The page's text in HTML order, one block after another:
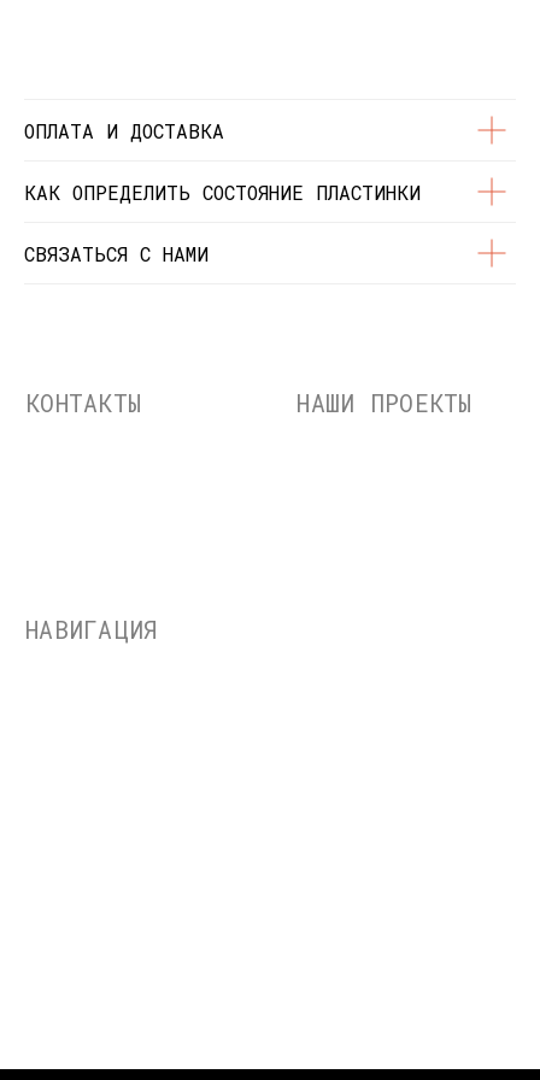
ОПЛАТА И ДОСТАВКА
КАК ОПРЕДЕЛИТЬ СОСТОЯНИЕ ПЛАСТИНКИ
СВЯЗАТЬСЯ С НАМИ
323774600664115, ИНН: 771597260331